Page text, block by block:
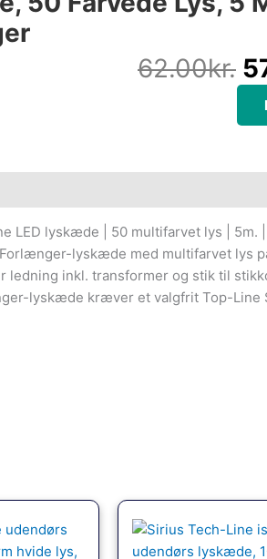
62.00kr.
LED lyskæde | 50 multifarvet lys | 5m. |
lyskæde med multifarvet lys
ledning inkl. transformer og stik til
lyskæde kræver et valgfrit Top-Line